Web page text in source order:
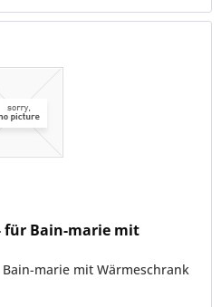
für Bain-marie mit
marie mit Wärmeschrank